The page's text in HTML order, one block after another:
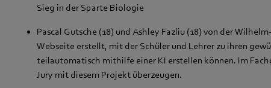
Sieg in der Sparte Biologie
Pascal Gutsche (18) und Ashley Fazliu (18) von der
Webseite erstellt, mit der Schüler und Lehrer zu ihren
teilautomatisch mithilfe einer KI erstellen können. Im
Jury mit diesem Projekt überzeugen.